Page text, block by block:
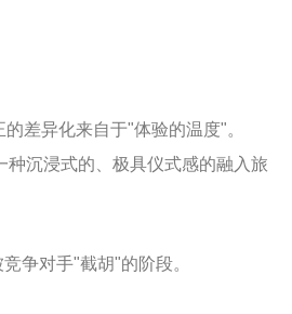
差异化来自于"体验的温度"。
沉浸式的、极具仪式感的融入旅
争对手"截胡"的阶段。